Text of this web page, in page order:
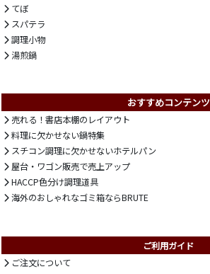
てぼ
スパテラ
調理小物
湯煎鍋
おすすめコンテンツ
売れる！書店本棚のレイアウト
料理に欠かせない鍋特集
スチコン調理に欠かせないホテルパン
屋台・ワゴン販売で売上アップ
HACCP色分け調理道具
海外のおしゃれなゴミ箱ならBRUTE
ご利用ガイド
ご注文について